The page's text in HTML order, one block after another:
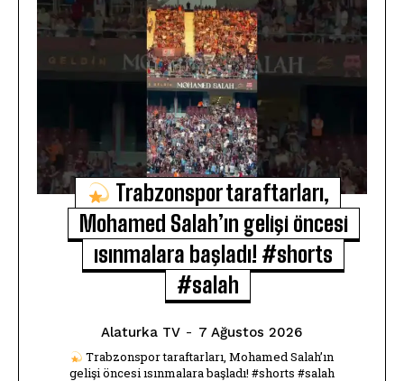
Trabzonspor taraftarları,
Mohamed Salah’ın gelişi öncesi
ısınmalara başladı! #shorts
#salah
Alaturka TV - 7 Ağustos 2026
Trabzonspor taraftarları, Mohamed Salah’ın
gelişi öncesi ısınmalara başladı! #shorts #salah